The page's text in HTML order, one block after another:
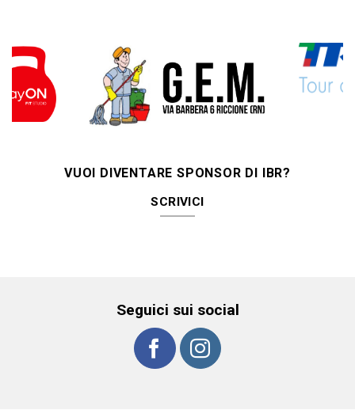
VUOI DIVENTARE SPONSOR DI IBR?
SCRIVICI
Seguici sui social